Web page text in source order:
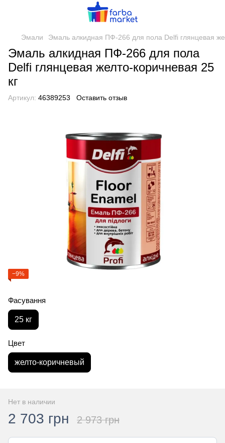
Эмали Эмаль алкидная ПФ-266 для пола Delfi глянцевая
Эмаль алкидная ПФ-266 для пола
Delfi глянцевая желто-коричневая 25
кг
Артикул: 46389253 Оставить отзыв
−9%
Фасування
25 кг
Цвет
желто-коричневый
Нет в наличии
2 703 грн 2 973 грн